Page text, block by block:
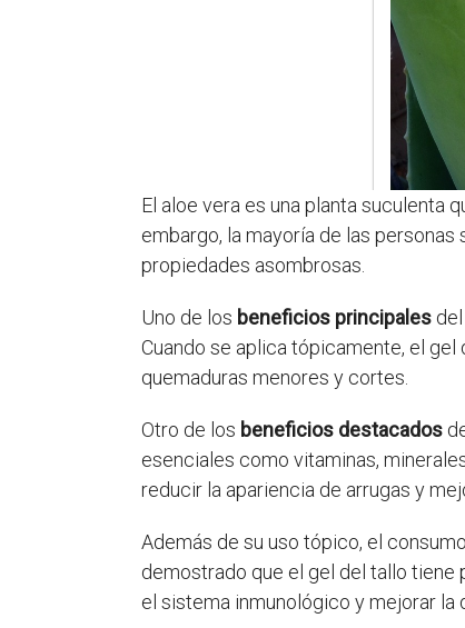
El aloe vera es una planta suculenta
embargo, la mayoría de las
propiedades asombrosas.
Uno de los beneficios principales
Cuando se aplica tópicamente, el
quemaduras menores y cortes.
Otro de los beneficios destacados
esenciales como vitaminas,
reducir la apariencia de arrugas y
Además de su uso tópico, el
demostrado que el gel del tallo
el sistema inmunológico y mejorar la